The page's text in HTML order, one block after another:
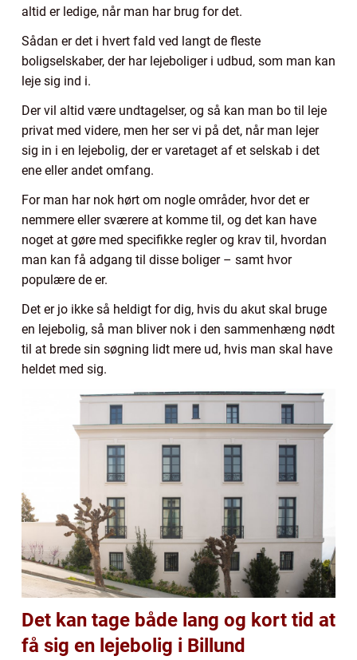
altid er ledige, når man har brug for det.
Sådan er det i hvert fald ved langt de fleste
boligselskaber, der har lejeboliger i udbud, som man kan
leje sig ind i.
Der vil altid være undtagelser, og så kan man bo til leje
privat med videre, men her ser vi på det, når man lejer
sig in i en lejebolig, der er varetaget af et selskab i det
ene eller andet omfang.
For man har nok hørt om nogle områder, hvor det er
nemmere eller sværere at komme til, og det kan have
noget at gøre med specifikke regler og krav til, hvordan
man kan få adgang til disse boliger – samt hvor
populære de er.
Det er jo ikke så heldigt for dig, hvis du akut skal bruge
en lejebolig, så man bliver nok i den sammenhæng nødt
til at brede sin søgning lidt mere ud, hvis man skal have
heldet med sig.
Det kan tage både lang og kort tid at
få sig en lejebolig i Billund